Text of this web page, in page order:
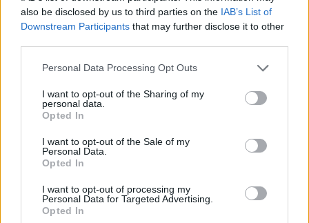
also be disclosed by us to third parties on the IAB’s List of
Downstream Participants that may further disclose it to other
Please note that this website/app uses one or more Google
not limited to your visit or usage behaviour. You may click to
grant or deny consent to Google and its third-party tags to
use your data for below specified purposes in below Google
consent section.
Personal Data Processing Opt Outs
I want to opt-out of the Sharing of my
personal data.
Opted In
I want to opt-out of the Sale of my
Personal Data.
Opted In
I want to opt-out of processing my
Personal Data for Targeted Advertising.
Opted In
Kerékpáros világbajnokságra kvalifikálta magát Bottas az
F1-es nyári szünetben